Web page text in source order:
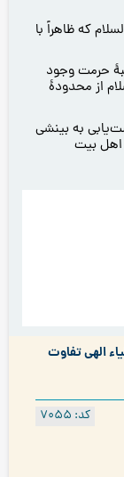
که ظاهراً با
حرمت وجود
از محدودۀ
به بينشی
اهل بيت
الهی تفاوت
کد: 7055